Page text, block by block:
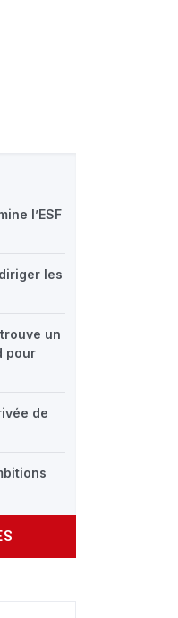
l’ESF
les
un
pour
de